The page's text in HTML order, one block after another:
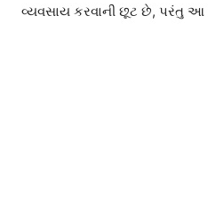
વ્યવસાય કરવાની છૂટ છે, પરંતુ આ